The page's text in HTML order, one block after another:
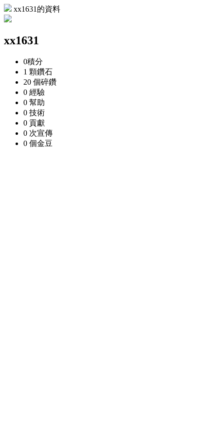
xx1631的資料
xx1631
0積分
1 顆鑽石
20 個碎鑽
0 經驗
0 幫助
0 技術
0 貢獻
0 次宣傳
0 個金豆